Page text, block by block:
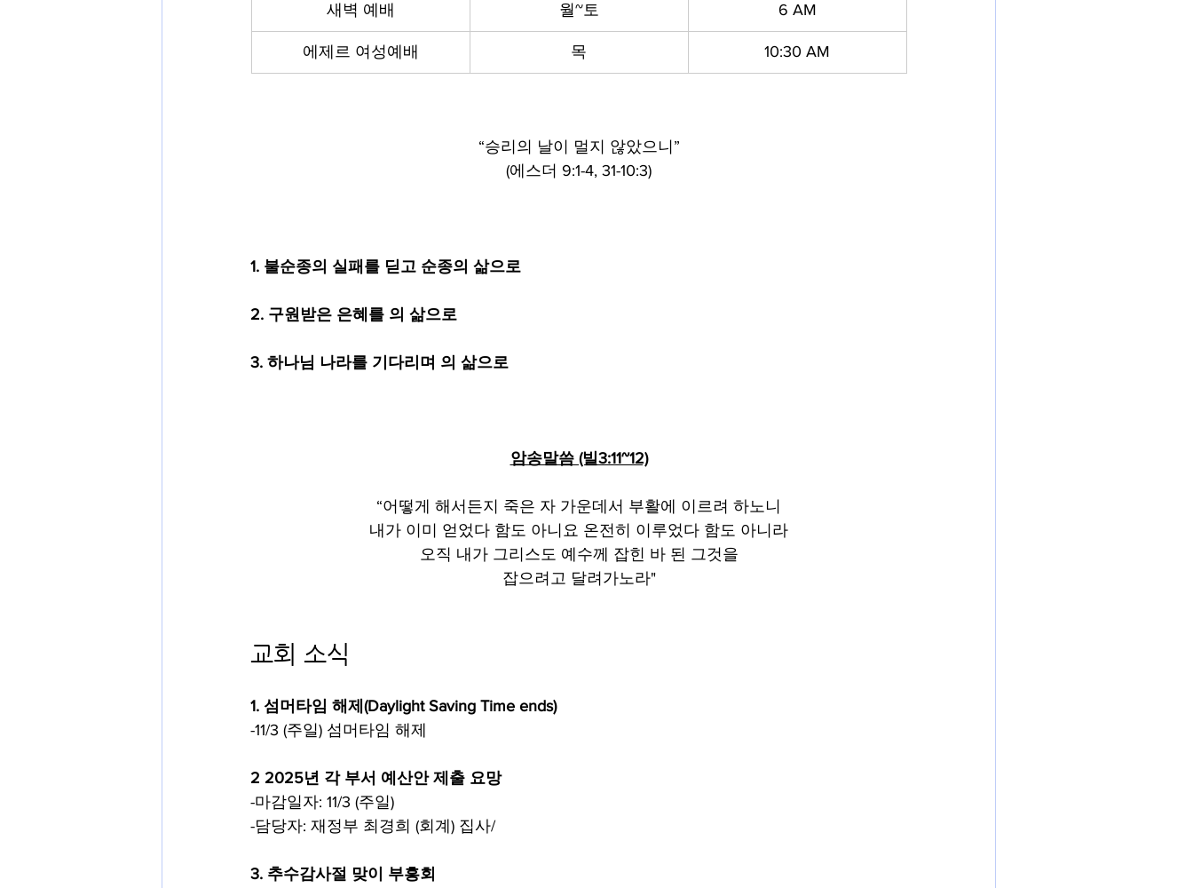
새벽 예배 월~토 6 AM
에제르 여성예배 목 10:30 AM
“승리의 날이 멀지 않았으니”
(에스더 9:1-4, 31-10:3)
1. 불순종의 실패를 딛고 순종의 삶으로
2. 구원받은 은혜를 의 삶으로
3. 하나님 나라를 기다리며 의 삶으로
암송말씀 (빌3:11~12)
“어떻게 해서든지 죽은 자 가운데서 부활에 이르려 하노니
내가 이미 얻었다 함도 아니요 온전히 이루었다 함도 아니라
오직 내가 그리스도 예수께 잡힌 바 된 그것을
잡으려고 달려가노라"
교회 소식
1. 섬머타임 해제(Daylight Saving Time ends)
-11/3 (주일) 섬머타임 해제
2 2025년 각 부서 예산안 제출 요망
-마감일자: 11/3 (주일)
-담당자: 재정부 최경희 (회계) 집사/
3. 추수감사절 맞이 부흥회